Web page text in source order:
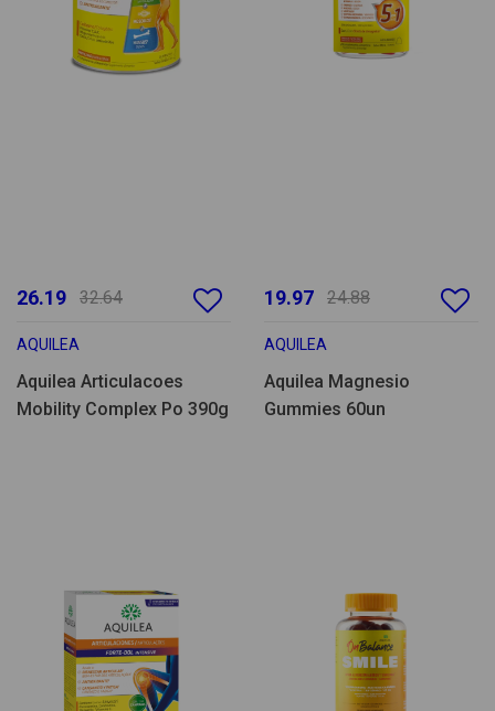
26.19 32.64
AQUILEA
Aquilea Articulacoes
Mobility Complex Po 390g
19.97 24.88
AQUILEA
Aquilea Magnesio
Gummies 60un